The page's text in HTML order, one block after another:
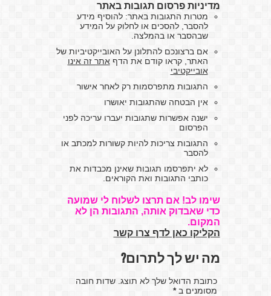
מדיניות פרסום תגובות באתר
מטרות התגובות באתר: להוסיף מידע
להסבר, להסכים או לחלוק על המידע
שבהסבר או בהמלצה.
אם ברצונכם להתלונן על האובייקטיביות של
האתר, קראו קודם את הדףאתר זה אינו
אובייקטיבי
התגובות מתפרסמות רק לאחר אישור
אין הבטחה שהתגובות יאושרו
ישנה אפשרות שתגובות יעברו עריכה לפני
הפרסום
התגובות צריכות להיות קשורות למכתב או
להסבר
לא יתפרסמו תגובות שאינן מכבדות את
כותבי התגובות ואת הקוראים.
שימו לב! אם תרצו לשלוח לי שמועה
כדי שאבדוק אותה, התגובות הן לא
המקום.
הקליקו כאן לדף צרו קשר
מה יש לך לתרום?
כתובת הדואל שלך לא תוצג. שדות חובה
מסומנים ב*